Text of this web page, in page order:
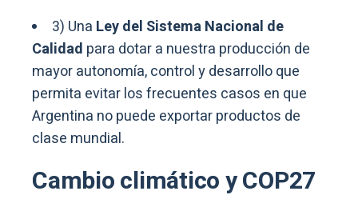
3) Una Ley del Sistema Nacional de
Calidad para dotar a nuestra producción de
mayor autonomía, control y desarrollo que
permita evitar los frecuentes casos en que
Argentina no puede exportar productos de
clase mundial.
Cambio climático y COP27